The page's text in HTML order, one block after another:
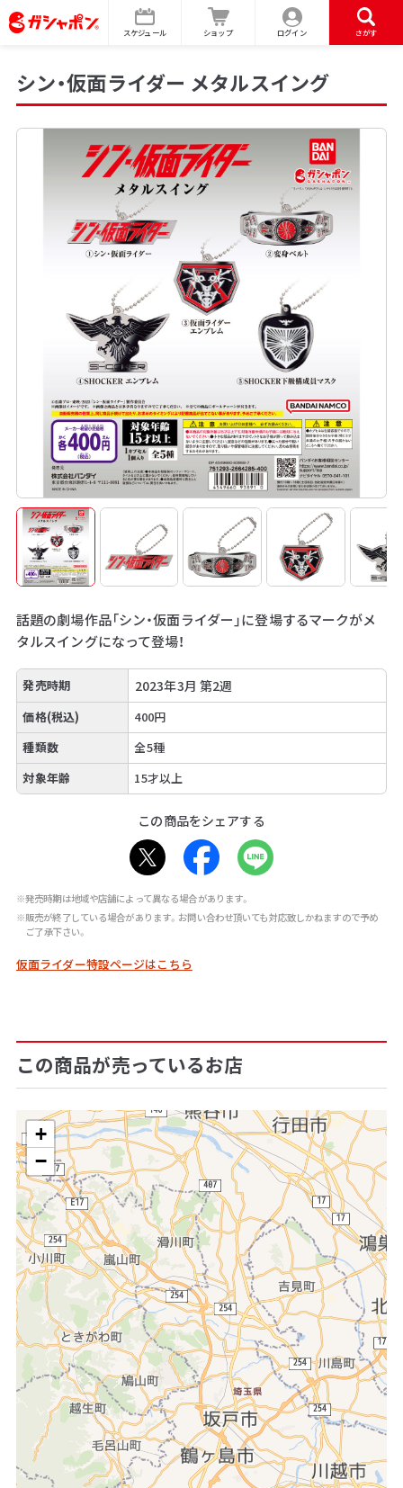
スケジュール ショップ ログイン さがす
シン・仮面ライダー メタルスイング
話題の劇場作品「シン・仮面ライダー」に登場するマークがメ
タルスイングになって登場！
発売時期 2023年3月 第2週
価格(税込)
400円
種類数
全5種
対象年齢
15才以上
この商品をシェアする
※発売時期は地域や店舗によって異なる場合があります。
※販売が終了している場合があります。お問い合わせ頂いても対応致しかねますので予め
ご了承下さい。
仮面ライダー特設ページはこちら
この商品が売っているお店
+
−